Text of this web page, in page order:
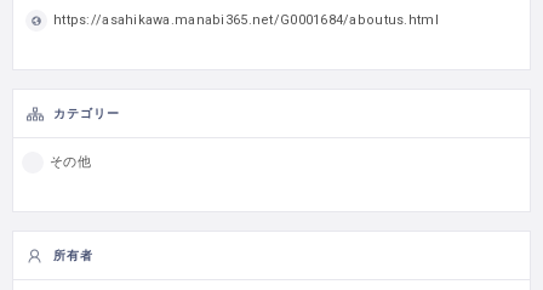
https://asahikawa.manabi365.net/G0001684/aboutus.html
カテゴリー
その他
所有者